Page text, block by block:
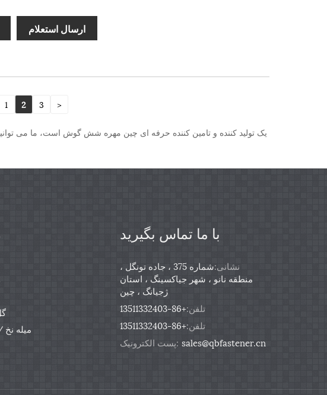
ارسال استعلام
1 2 3 >
میله
با ما تماس بگیرید
نشانی:
شماره 375 ، جاده تونگل ،
منطقه نانو ، شهر جیاکسینگ ، استان
ژجیانگ ، چین
تلفن:+86-13511332403
تلفن:+86-13511332403
پست الکترونیک: sales@qbfastener.cn